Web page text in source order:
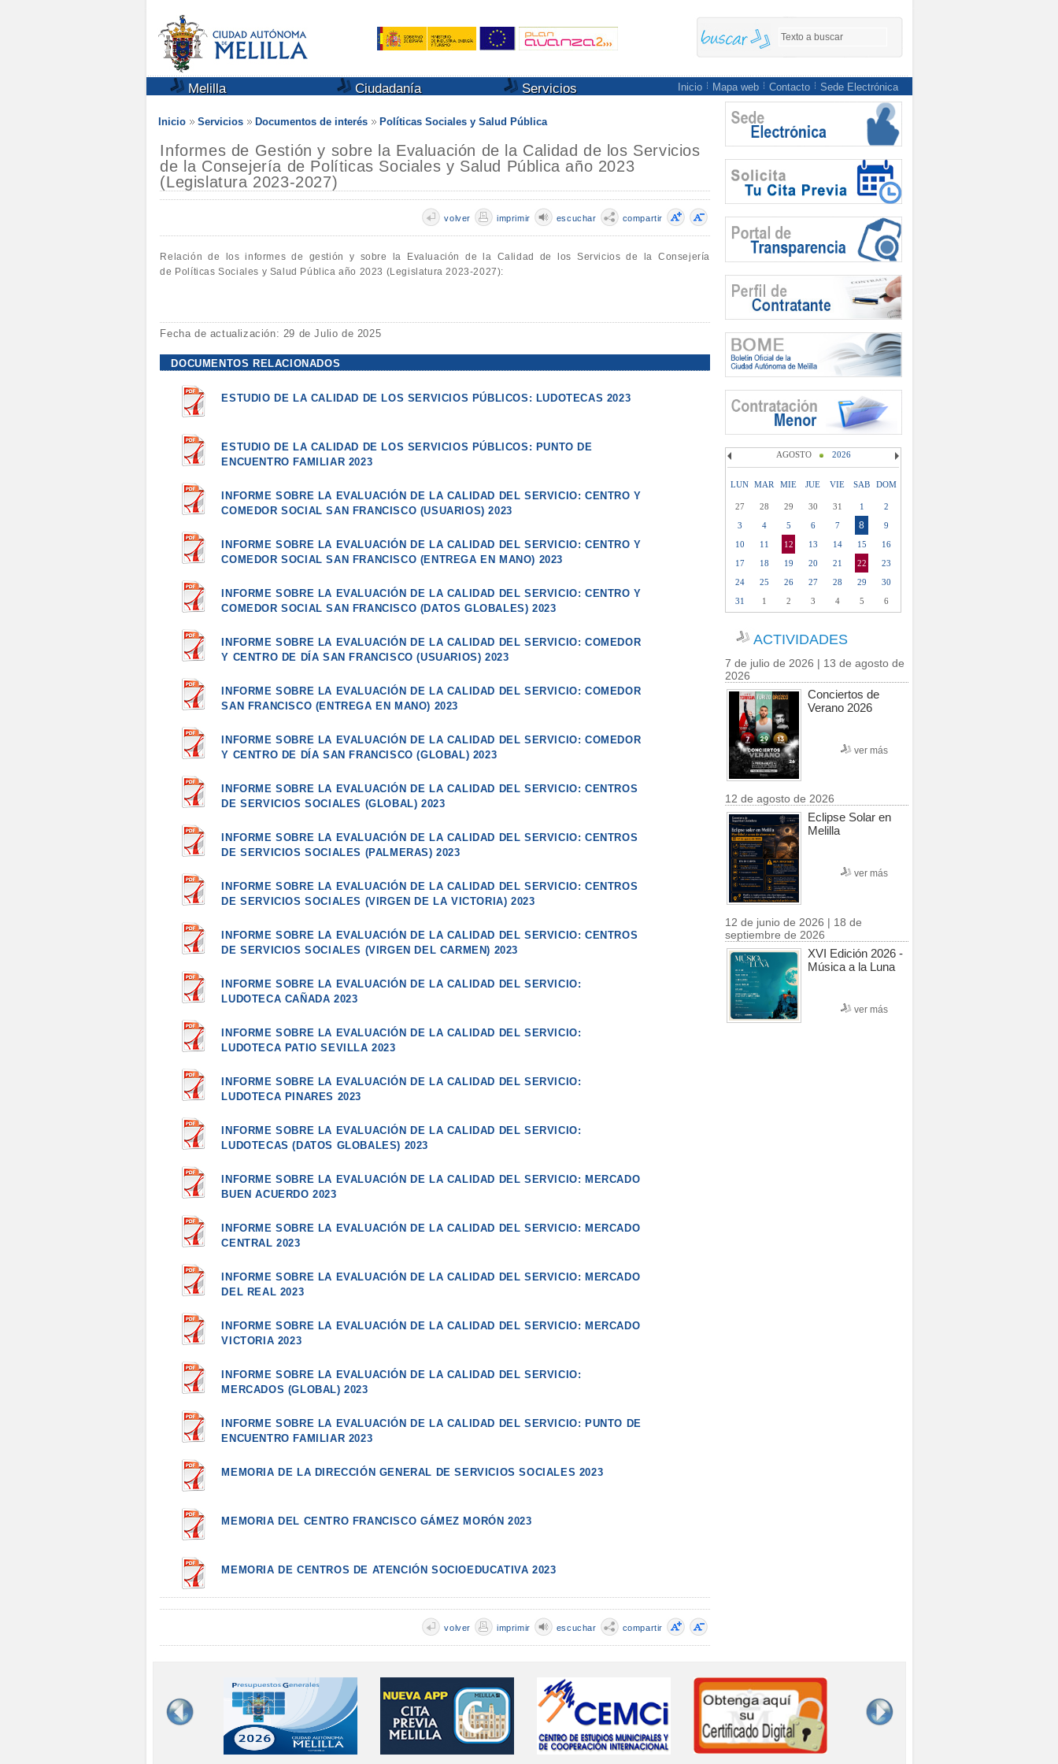
Melilla Ciudadanía Servicios Inicio Mapa web Contacto Sede Electrónica
Inicio Servicios Documentos de interés Políticas Sociales y Salud Pública
Informes de Gestión y sobre la Evaluación de la Calidad de los Servicios
de la Consejería de Políticas Sociales y Salud Pública año 2023
(Legislatura 2023-2027)
compartir
escuchar
imprimir
volver
Relación de los informes de gestión y sobre la Evaluación de la Calidad de los Servicios de la Consejería
de Políticas Sociales y Salud Pública año 2023 (Legislatura 2023-2027):
Fecha de actualización: 29 de Julio de 2025
DOCUMENTOS RELACIONADOS
ESTUDIO DE LA CALIDAD DE LOS SERVICIOS PÚBLICOS: LUDOTECAS 2023
ESTUDIO DE LA CALIDAD DE LOS SERVICIOS PÚBLICOS: PUNTO DE
ENCUENTRO FAMILIAR 2023
INFORME SOBRE LA EVALUACIÓN DE LA CALIDAD DEL SERVICIO: CENTRO Y
COMEDOR SOCIAL SAN FRANCISCO (USUARIOS) 2023
INFORME SOBRE LA EVALUACIÓN DE LA CALIDAD DEL SERVICIO: CENTRO Y
COMEDOR SOCIAL SAN FRANCISCO (ENTREGA EN MANO) 2023
INFORME SOBRE LA EVALUACIÓN DE LA CALIDAD DEL SERVICIO: CENTRO Y
COMEDOR SOCIAL SAN FRANCISCO (DATOS GLOBALES) 2023
INFORME SOBRE LA EVALUACIÓN DE LA CALIDAD DEL SERVICIO: COMEDOR
Y CENTRO DE DÍA SAN FRANCISCO (USUARIOS) 2023
INFORME SOBRE LA EVALUACIÓN DE LA CALIDAD DEL SERVICIO: COMEDOR
SAN FRANCISCO (ENTREGA EN MANO) 2023
INFORME SOBRE LA EVALUACIÓN DE LA CALIDAD DEL SERVICIO: COMEDOR
Y CENTRO DE DÍA SAN FRANCISCO (GLOBAL) 2023
INFORME SOBRE LA EVALUACIÓN DE LA CALIDAD DEL SERVICIO: CENTROS
DE SERVICIOS SOCIALES (GLOBAL) 2023
INFORME SOBRE LA EVALUACIÓN DE LA CALIDAD DEL SERVICIO: CENTROS
DE SERVICIOS SOCIALES (PALMERAS) 2023
INFORME SOBRE LA EVALUACIÓN DE LA CALIDAD DEL SERVICIO: CENTROS
DE SERVICIOS SOCIALES (VIRGEN DE LA VICTORIA) 2023
INFORME SOBRE LA EVALUACIÓN DE LA CALIDAD DEL SERVICIO: CENTROS
DE SERVICIOS SOCIALES (VIRGEN DEL CARMEN) 2023
INFORME SOBRE LA EVALUACIÓN DE LA CALIDAD DEL SERVICIO:
LUDOTECA CAÑADA 2023
INFORME SOBRE LA EVALUACIÓN DE LA CALIDAD DEL SERVICIO:
LUDOTECA PATIO SEVILLA 2023
INFORME SOBRE LA EVALUACIÓN DE LA CALIDAD DEL SERVICIO:
LUDOTECA PINARES 2023
INFORME SOBRE LA EVALUACIÓN DE LA CALIDAD DEL SERVICIO:
LUDOTECAS (DATOS GLOBALES) 2023
INFORME SOBRE LA EVALUACIÓN DE LA CALIDAD DEL SERVICIO: MERCADO
BUEN ACUERDO 2023
INFORME SOBRE LA EVALUACIÓN DE LA CALIDAD DEL SERVICIO: MERCADO
CENTRAL 2023
INFORME SOBRE LA EVALUACIÓN DE LA CALIDAD DEL SERVICIO: MERCADO
DEL REAL 2023
INFORME SOBRE LA EVALUACIÓN DE LA CALIDAD DEL SERVICIO: MERCADO
VICTORIA 2023
INFORME SOBRE LA EVALUACIÓN DE LA CALIDAD DEL SERVICIO:
MERCADOS (GLOBAL) 2023
INFORME SOBRE LA EVALUACIÓN DE LA CALIDAD DEL SERVICIO: PUNTO DE
ENCUENTRO FAMILIAR 2023
MEMORIA DE LA DIRECCIÓN GENERAL DE SERVICIOS SOCIALES 2023
MEMORIA DEL CENTRO FRANCISCO GÁMEZ MORÓN 2023
MEMORIA DE CENTROS DE ATENCIÓN SOCIOEDUCATIVA 2023
compartir
escuchar
imprimir
volver
AGOSTO 2026
LUN MAR MIE JUE VIE SAB DOM
27 28 29 30 31 1
2
3
4 5 6 7 8
9
10
11 12 13 14 15
16
17
18 19 20 21 22
23
24
25 26 27 28 29
30
31
1 2 3 4 5 6
ACTIVIDADES
7 de julio de 2026 | 13 de agosto de
2026
Conciertos de
Verano 2026
ver más
12 de agosto de 2026
Eclipse Solar en
Melilla
ver más
12 de junio de 2026 | 18 de
septiembre de 2026
XVI Edición 2026 -
Música a la Luna
ver más